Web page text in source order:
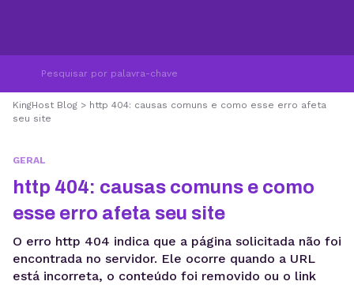
KingHost Blog > http 404: causas comuns e como esse erro afeta
seu site
GERAL
http 404: causas comuns e como
esse erro afeta seu site
O erro http 404 indica que a página solicitada não foi
encontrada no servidor. Ele ocorre quando a URL
está incorreta, o conteúdo foi removido ou o link